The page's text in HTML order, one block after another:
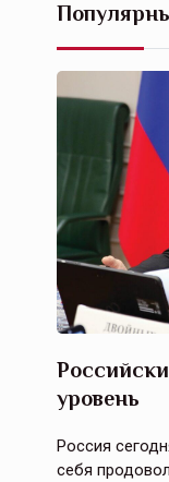
уровень
Россия
себя